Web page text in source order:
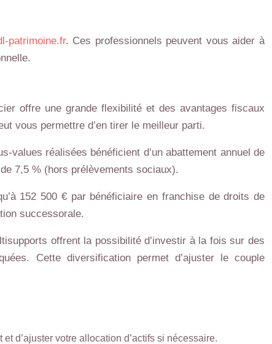
patrimoine.fr. Ces professionnels peuvent vous aider à
offre une grande flexibilité et des avantages fiscaux
vous permettre d’en tirer le meilleur parti.
values réalisées bénéficient d’un abattement annuel de
7,5 % (hors prélèvements sociaux).
152 500 € par bénéficiaire en franchise de droits de
successorale.
offrent la possibilité d’investir à la fois sur des
Cette diversification permet d’ajuster le couple
d’ajuster votre allocation d’actifs si nécessaire.